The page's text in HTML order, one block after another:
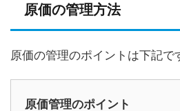
原価の管理方法
原価の管理のポイントは下記で
原価管理のポイント